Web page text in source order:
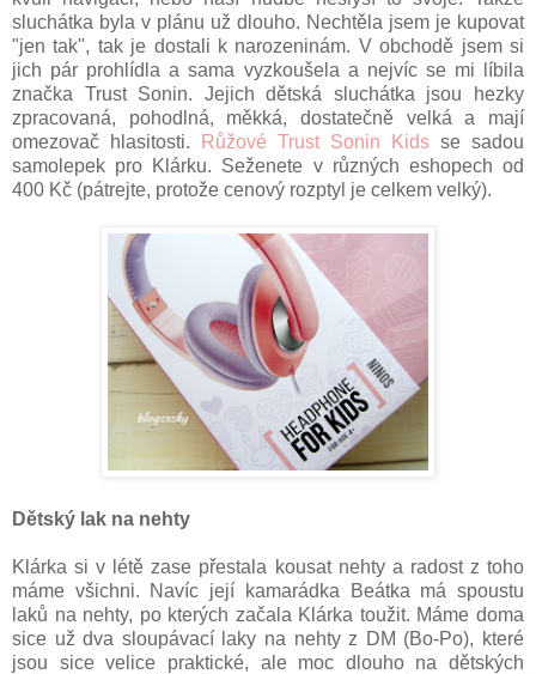
sluchátka byla v plánu už dlouho. Nechtěla jsem je kupovat
"jen tak", tak je dostali k narozeninám. V obchodě jsem si
jich pár prohlídla a sama vyzkoušela a nejvíc se mi líbila
značka Trust Sonin. Jejich dětská sluchátka jsou hezky
zpracovaná, pohodlná, měkká, dostatečně velká a mají
omezovač hlasitosti.
Růžové Trust Sonin Kids se sadou
samolepek pro Klárku. Seženete v různých eshopech od
400 Kč (pátrejte, protože cenový rozptyl je celkem velký).
Dětský lak na nehty
Klárka si v létě zase přestala kousat nehty a radost z toho
máme všichni. Navíc její kamarádka Beátka má spoustu
laků na nehty, po kterých začala Klárka toužit. Máme doma
sice už dva sloupávací laky na nehty z DM (Bo-Po), které
jsou sice velice praktické, ale moc dlouho na dětských